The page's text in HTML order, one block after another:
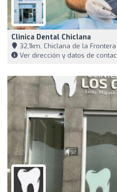
Clinica Dental Chiclana
32,1km, Chiclana de la Frontera
Ver dirección y datos de